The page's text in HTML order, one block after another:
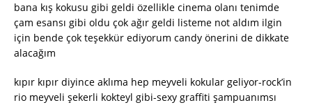
bana kış kokusu gibi geldi özellikle cinema olanı tenimde
çam esansı gibi oldu çok ağır geldi listeme not aldım ilgin
için bende çok teşekkür ediyorum candy önerini de dikkate
alacağım
kıpır kıpır diyince aklıma hep meyveli kokular geliyor-rock’in
rio meyveli şekerli kokteyl gibi-sexy graffiti şampuanımsı